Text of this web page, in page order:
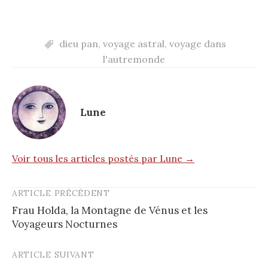
dieu pan, voyage astral, voyage dans
l'autremonde
Lune
Voir tous les articles postés par Lune →
Post
navigation
ARTICLE PRÉCÉDENT
Frau Holda, la Montagne de Vénus et les
Voyageurs Nocturnes
ARTICLE SUIVANT